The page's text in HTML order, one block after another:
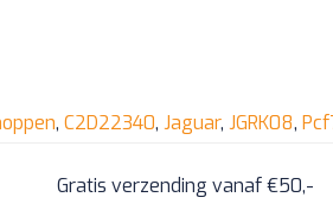
,C2D22340,Jaguar,JGRK08,
Gratis verzending vanaf €50,-